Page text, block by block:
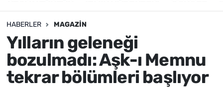
HABERLER MAGAZIN
Yılların geleneği
bozulmadı: Aşk-ı Memnu
tekrar bölümleri başlıyor
Asayiş / Polis-Adliye
Spor
Magazin